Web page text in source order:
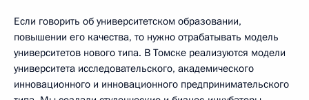
Если говорить об университетском образовании,
повышении его качества, то нужно отрабатывать модель
университетов нового типа. В Томске реализуются модели
университета исследовательского, академического
инновационного и инновационного предпринимательского